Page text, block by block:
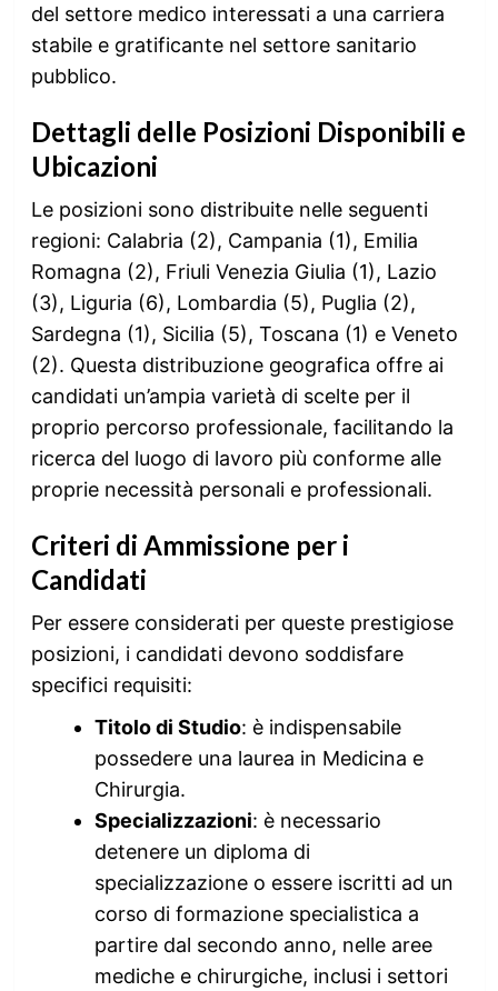
del settore medico interessati a una carriera
stabile e gratificante nel settore sanitario
pubblico.
Dettagli delle Posizioni Disponibili e
Ubicazioni
Le posizioni sono distribuite nelle seguenti
regioni: Calabria (2), Campania (1), Emilia
Romagna (2), Friuli Venezia Giulia (1), Lazio
(3), Liguria (6), Lombardia (5), Puglia (2),
Sardegna (1), Sicilia (5), Toscana (1) e Veneto
(2). Questa distribuzione geografica offre ai
candidati un’ampia varietà di scelte per il
proprio percorso professionale, facilitando la
ricerca del luogo di lavoro più conforme alle
proprie necessità personali e professionali.
Criteri di Ammissione per i
Candidati
Per essere considerati per queste prestigiose
posizioni, i candidati devono soddisfare
specifici requisiti:
Titolo di Studio: è indispensabile
possedere una laurea in Medicina e
Chirurgia.
Specializzazioni: è necessario
detenere un diploma di
specializzazione o essere iscritti ad un
corso di formazione specialistica a
partire dal secondo anno, nelle aree
mediche e chirurgiche, inclusi i settori